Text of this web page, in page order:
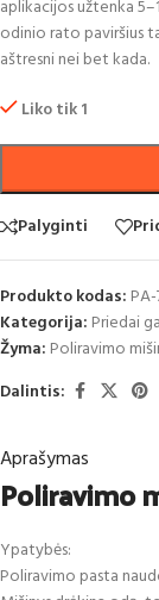
aplikacijos užtenka
odinio rato paviršius
aštresni nei bet kada.
Liko tik 1
Palyginti
Produkto kodas:
Kategorija: Priedai
Žyma: Poliravimo
Dalintis:
Aprašymas
Poliravimo
Ypatybės:
Poliravimo pasta